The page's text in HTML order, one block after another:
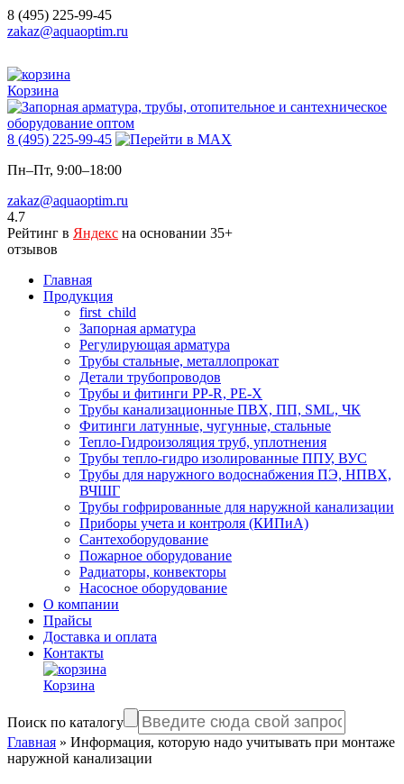
8 (495) 225-99-45
zakaz@aquaoptim.ru
Корзина
8 (495) 225-99-45
Пн–Пт, 9:00–18:00
zakaz@aquaoptim.ru
4.7
Рейтинг в Яндекс на основании 35+
отзывов
Главная
Продукция
first_child
Запорная арматура
Регулирующая арматура
Трубы стальные, металлопрокат
Детали трубопроводов
Трубы и фитинги PP-R, PE-X
Трубы канализационные ПВХ, ПП, SML, ЧК
Фитинги латунные, чугунные, стальные
Тепло-Гидроизоляция труб, уплотнения
Трубы тепло-гидро изолированные ППУ, ВУС
Трубы для наружного водоснабжения ПЭ, НПВХ,
ВЧШГ
Трубы гофрированные для наружной канализации
Приборы учета и контроля (КИПиА)
Сантехоборудование
Пожарное оборудование
Радиаторы, конвекторы
Насосное оборудование
О компании
Прайсы
Доставка и оплата
Контакты
Корзина
Поиск по каталогу
Главная » Информация, которую надо учитывать при монтаже
наружной канализации